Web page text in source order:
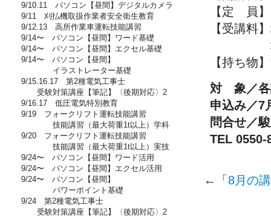
【定 員
【受講
地域外
【持ち物
対 象／各
申込み／
問合せ／
TEL 0550-
←「 8月の
9/10.11 パソコン【昼間】デジタルカメラ
9/11 刈払機取扱作業者安全衛生教育
9/12.13 高所作業車運転技能講習
9/14〜 パソコン【昼間】ワード基礎
9/14〜 パソコン【昼間】エクセル基礎
9/14〜 パソコン【昼間】
イラストレーター基礎
9/15.16.17 第2種電気工事士
受験対策講座【筆記】〈後期対応〉2
9/16.17 低圧電気特別教育
9/19 フォークリフト運転技能講習
技能講習（最大荷重1t以上）学科
9/20 フォークリフト運転技能講習
技能講習（最大荷重1t以上）実技
9/24〜 パソコン【昼間】ワード活用
9/24〜 パソコン【昼間】エクセル活用
9/24〜 パソコン【昼間】
パワーポイント基礎
9/24 第2種電気工事士
受験対策講座【筆記】〈後期対応〉2